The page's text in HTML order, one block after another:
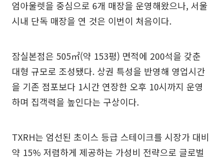
엄아울렛을 중심으로 6개 매장을 운영해왔으나, 서울
시내 단독 매장을 연 것은 이번이 처음이다.
잠실본점은 505㎡(약 153평) 면적에 200석을 갖춘
대형 규모로 조성됐다. 상권 특성을 반영해 영업시간
을 기존 점포보다 1시간 연장한 오후 10시까지 운영
하며 집객력을 높인다는 구상이다.
TXRH는 엄선된 초이스 등급 스테이크를 시장가 대비
약 15% 저렴하게 제공하는 가성비 전략으로 글로벌